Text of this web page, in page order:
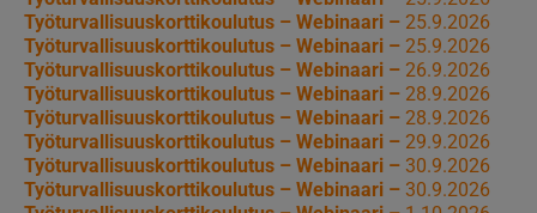
Työturvallisuuskorttikoulutus – Webinaari – 25.9.2026
Työturvallisuuskorttikoulutus – Webinaari – 25.9.2026
Työturvallisuuskorttikoulutus – Webinaari – 26.9.2026
Työturvallisuuskorttikoulutus – Webinaari – 28.9.2026
Työturvallisuuskorttikoulutus – Webinaari – 28.9.2026
Työturvallisuuskorttikoulutus – Webinaari – 29.9.2026
Työturvallisuuskorttikoulutus – Webinaari – 30.9.2026
Työturvallisuuskorttikoulutus – Webinaari – 30.9.2026